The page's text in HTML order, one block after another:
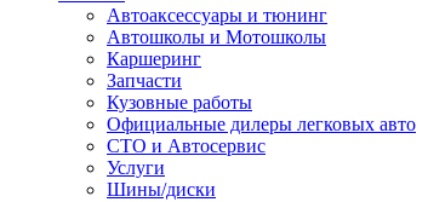
Автоакcессуары и тюнинг
Автошколы и Мотошколы
Каршеринг
Запчасти
Кузовные работы
Официальные дилеры легковых авто
СТО и Автосервис
Услуги
Шины/диски